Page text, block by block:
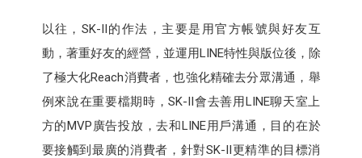
以往，SK-II的作法，主要是用官方帳號與好友互
動，著重好友的經營，並運用LINE特性與版位後，除
了極大化Reach消費者，也強化精確去分眾溝通，舉
例來說在重要檔期時，SK-II會去善用LINE聊天室上
方的MVP廣告投放，去和LINE用戶溝通，目的在於
要接觸到最廣的消費者，針對SK-II更精準的目標消